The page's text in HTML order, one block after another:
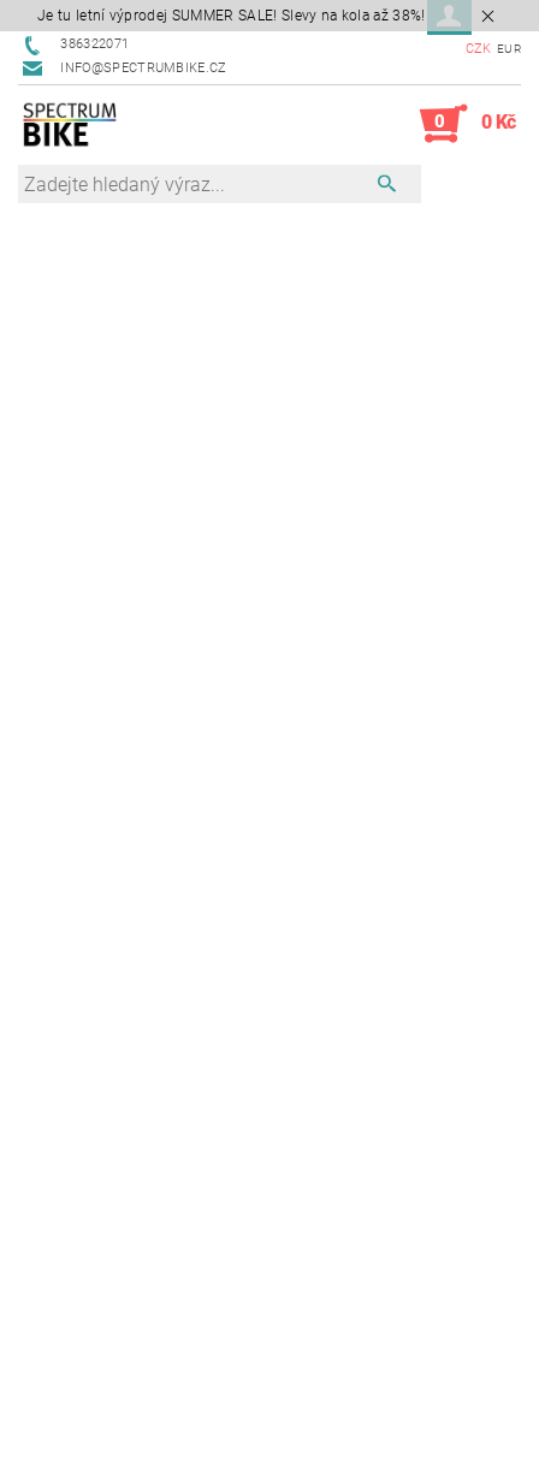
Je tu letní výprodej SUMMER SALE! Slevy na kola až 38%!
386322071
INFO@SPECTRUMBIKE.CZ
CZK EUR
0 0 Kč